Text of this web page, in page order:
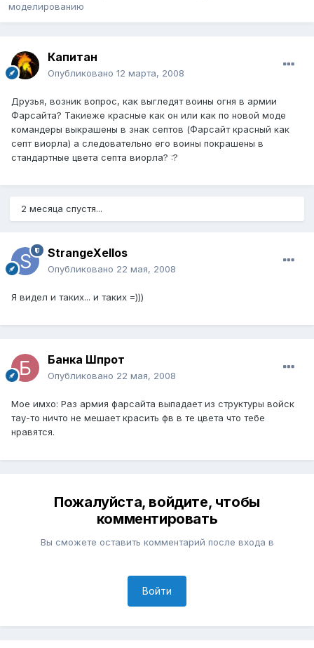
моделированию
Капитан
Опубликовано 12 марта, 2008
Друзья, возник вопрос, как выгледят воины огня в армии
Фарсайта? Такиеже красные как он или как по новой моде
командеры выкрашены в знак септов (Фарсайт красный как
септ виорла) а следовательно его воины покрашены в
стандартные цвета септа виорла? :?
2 месяца спустя...
StrangeXellos
Опубликовано 22 мая, 2008
Я видел и таких... и таких =)))
Банка Шпрот
Опубликовано 22 мая, 2008
Мое имхо: Раз армия фарсайта выпадает из структуры войск
тау-то ничто не мешает красить фв в те цвета что тебе
нравятся.
Пожалуйста, войдите, чтобы
комментировать
Вы сможете оставить комментарий после входа в
Войти